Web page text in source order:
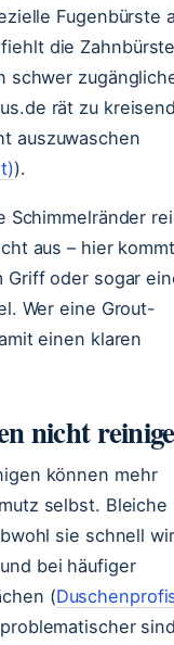
Fugenbürste
die
schwer
rät zu
auszuwaschen
).
Schimmelränder
aus – hier kommt
Griff oder sogar
Wer eine Grout-
einen klaren
nicht
können mehr
selbst. Bleiche
sie schnell
bei häufiger
(